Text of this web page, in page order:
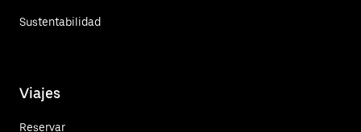
Sustentabilidad
Viajes
Reservar